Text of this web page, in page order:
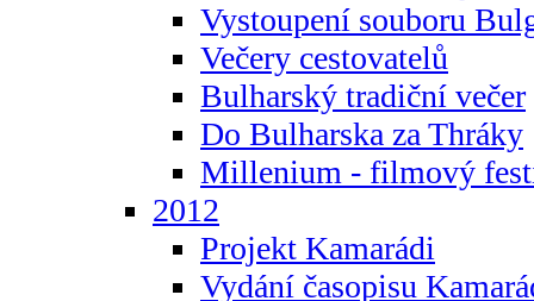
Vystoupení souboru
Večery cestovatelů
Bulharský tradiční večer
Do Bulharska za Thráky
Millenium - filmový
2012
Projekt Kamarádi
Vydání časopisu